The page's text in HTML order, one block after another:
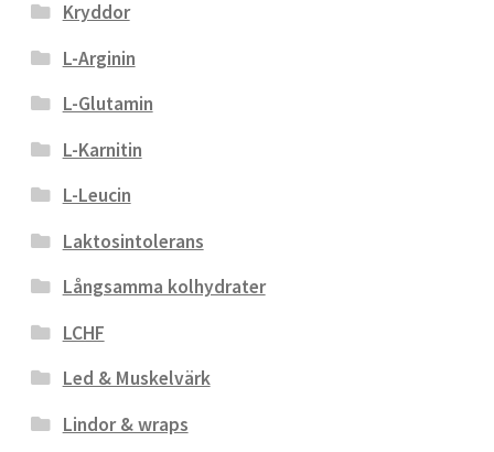
Kryddor
L-Arginin
L-Glutamin
L-Karnitin
L-Leucin
Laktosintolerans
Långsamma kolhydrater
LCHF
Led & Muskelvärk
Lindor & wraps